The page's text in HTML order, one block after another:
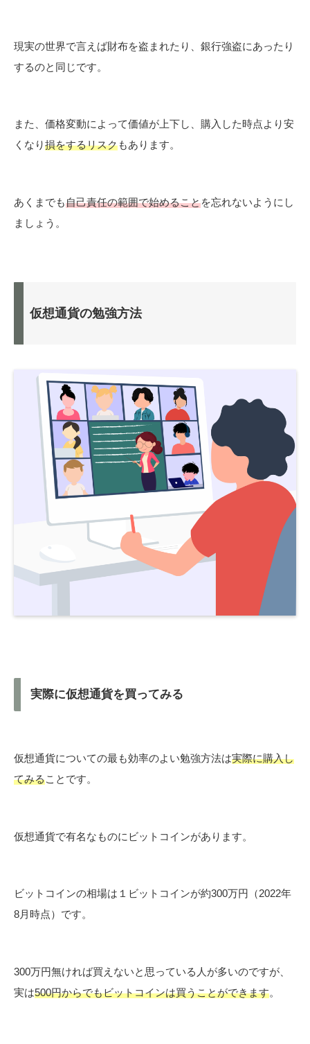
現実の世界で言えば財布を盗まれたり、銀行強盗にあったり
するのと同じです。
また、価格変動によって価値が上下し、購入した時点より安
くなり損をするリスクもあります。
あくまでも自己責任の範囲で始めることを忘れないようにし
ましょう。
仮想通貨の勉強方法
実際に仮想通貨を買ってみる
仮想通貨についての最も効率のよい勉強方法は実際に購入し
てみることです。
仮想通貨で有名なものにビットコインがあります。
ビットコインの相場は１ビットコインが約300万円（2022年
8月時点）です。
300万円無ければ買えないと思っている人が多いのですが、
実は500円からでもビットコインは買うことができます。